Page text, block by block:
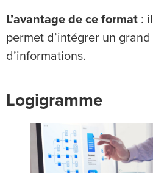
L’avantage de ce format :
permet d’intégrer un
d’informations.
Logigramme